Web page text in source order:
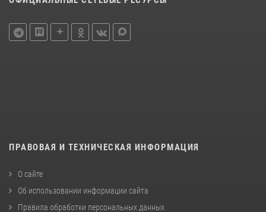
ПРАВОВАЯ И ТЕХНИЧЕСКАЯ ИНФОРМАЦИЯ
О сайте
Об использовании информации сайта
Правила обработки персональных данных